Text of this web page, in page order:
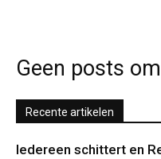
Geen posts
Recente artikelen
Iedereen schittert en